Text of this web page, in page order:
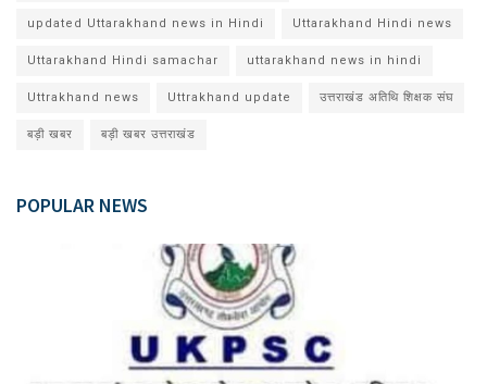
updated Uttarakhand news in Hindi Uttarakhand Hindi news
Uttarakhand Hindi samachar uttarakhand news in hindi
Uttrakhand news Uttrakhand update उत्तराखंड अतिथि शिक्षक संघ
बड़ी खबर बड़ी खबर उत्तराखंड
POPULAR NEWS